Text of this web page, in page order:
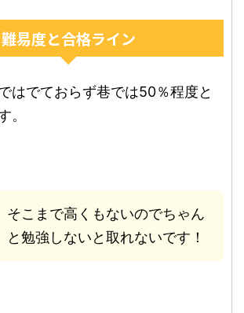
難易度と合格ライン
はでておらず巷では50％程度と
。
そこまで高くもないのでちゃん
と勉強しないと取れないです！